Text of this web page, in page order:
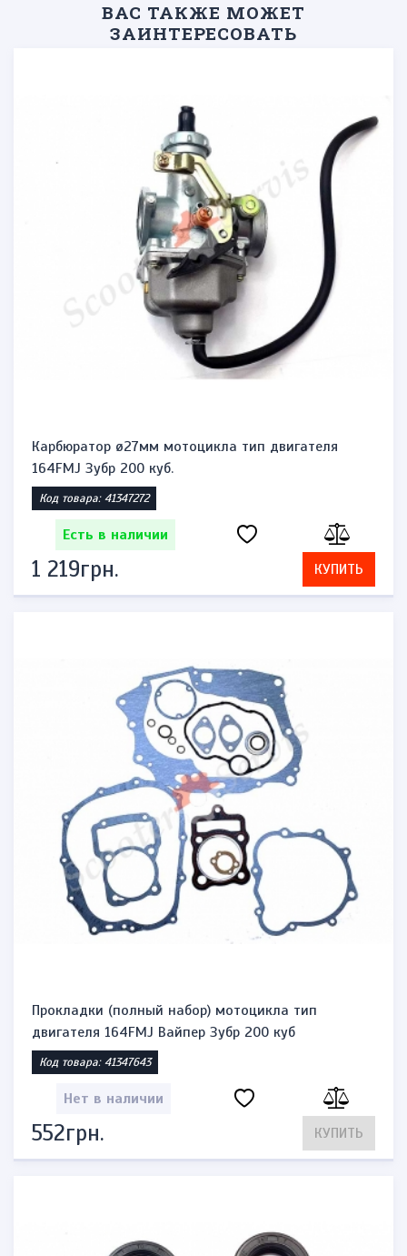
ВАС ТАКЖЕ МОЖЕТ
ЗАИНТЕРЕСОВАТЬ
Карбюратор ø27мм мотоцикла тип двигателя
164FMJ Зубр 200 куб.
Код товара: 41347272
Есть в наличии
1 219грн. КУПИТЬ
Прокладки (полный набор) мотоцикла тип
двигателя 164FMJ Вайпер Зубр 200 куб
Код товара: 41347643
Нет в наличии
552грн. КУПИТЬ